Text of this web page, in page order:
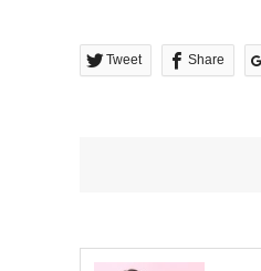
Tweet Share